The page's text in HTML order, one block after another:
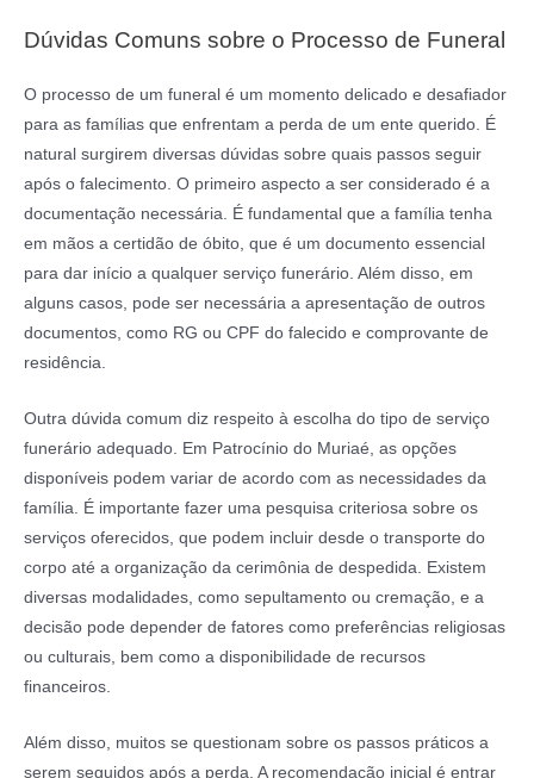
Dúvidas Comuns sobre o Processo de Funeral
O processo de um funeral é um momento delicado e desafiador
para as famílias que enfrentam a perda de um ente querido. É
natural surgirem diversas dúvidas sobre quais passos seguir
após o falecimento. O primeiro aspecto a ser considerado é a
documentação necessária. É fundamental que a família tenha
em mãos a certidão de óbito, que é um documento essencial
para dar início a qualquer serviço funerário. Além disso, em
alguns casos, pode ser necessária a apresentação de outros
documentos, como RG ou CPF do falecido e comprovante de
residência.
Outra dúvida comum diz respeito à escolha do tipo de serviço
funerário adequado. Em Patrocínio do Muriaé, as opções
disponíveis podem variar de acordo com as necessidades da
família. É importante fazer uma pesquisa criteriosa sobre os
serviços oferecidos, que podem incluir desde o transporte do
corpo até a organização da cerimônia de despedida. Existem
diversas modalidades, como sepultamento ou cremação, e a
decisão pode depender de fatores como preferências religiosas
ou culturais, bem como a disponibilidade de recursos
financeiros.
Além disso, muitos se questionam sobre os passos práticos a
serem seguidos após a perda. A recomendação inicial é entrar